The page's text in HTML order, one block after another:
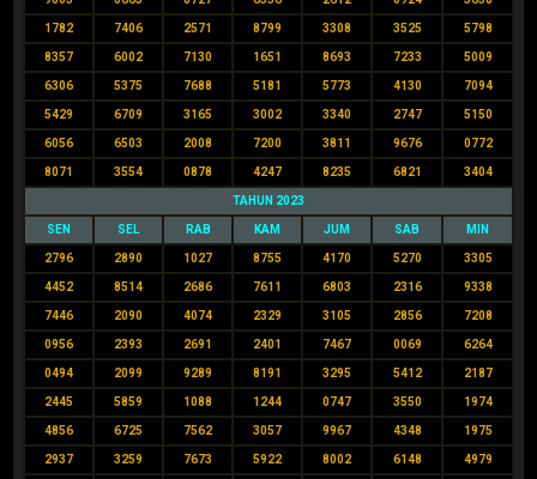
1782 7406 2571 8799 3308 3525 5798
8357 6002 7130 1651 8693 7233 5009
6306 5375 7688 5181 5773 4130 7094
5429 6709 3165 3002 3340 2747 5150
6056 6503 2008 7200 3811 9676 0772
8071 3554 0878 4247 8235 6821 3404
TAHUN 2023
SEN SEL RAB KAM JUM SAB MIN
2796 2890 1027 8755 4170 5270 3305
4452 8514 2686 7611 6803 2316 9338
7446 2090 4074 2329 3105 2856 7208
0956 2393 2691 2401 7467 0069 6264
0494 2099 9289 8191 3295 5412 2187
2445 5859 1088 1244 0747 3550 1974
4856 6725 7562 3057 9967 4348 1975
2937 3259 7673 5922 8002 6148 4979